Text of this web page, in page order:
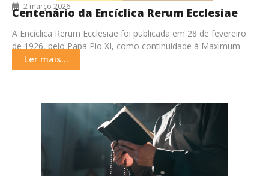
2 março 2026
Centenário da Encíclica Rerum Ecclesiae
A Encíclica Rerum Ecclesiae foi publicada em 28 de fevereiro
de 1926, pelo Papa Pio XI, como continuidade à Maximum
Illud, de Papa Bento
Ler mais...